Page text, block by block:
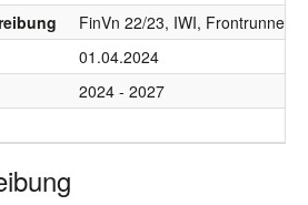
FinVn 22/23, IWI, Frontrunner
01.04.2024
2024 - 2027